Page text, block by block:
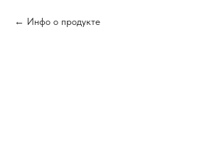
Инфо о продукте